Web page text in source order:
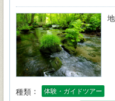
種類 体験・ガイドツアー